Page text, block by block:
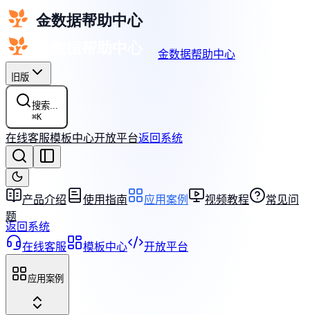
金数据帮助中心
旧版
搜索...
⌘K
在线客服模板中心开放平台返回系统
产品介绍 使用指南 应用案例 视频教程
常见问
题
返回系统
在线客服
模板中心 开放平台
应用案例